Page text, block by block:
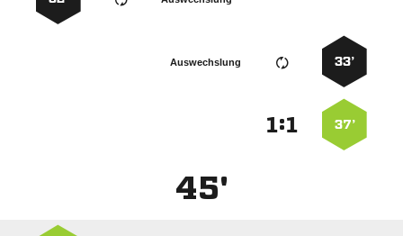
33’
Auswechslung
37’
:
45'